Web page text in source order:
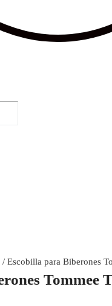
/ Escobilla para Biberones
Tommee